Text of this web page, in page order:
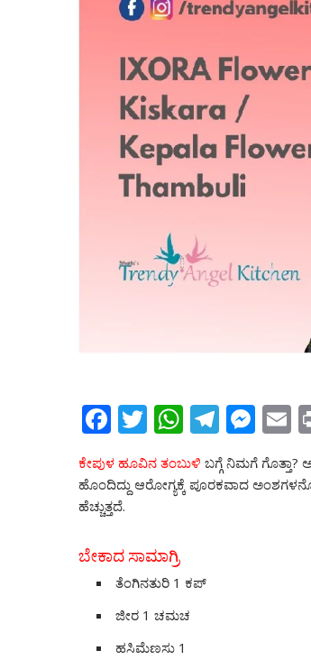
F
ac
e
b
o
k
T
w
itt
er
W
h
at
s
p
T
el
e
M
e
ss
E
ಕೇಪುಳ ಹೂವಿನ ತಂಬುಳಿ ಬಗ್ಗೆ ನಿಮಗೆ ಗೊತ್ತಾ?
ಹೊಂದಿದ್ದು ಆರೋಗ್ಯಕ್ಕೆ ಪೂರಕವಾದ
ಹೆಚ್ಚುತ್ತದೆ.
ಬೇಕಾದ ಸಾಮಾಗ್ರಿ
ತೆಂಗಿನತುರಿ 1 ಕಪ್
ಜೀರ 1 ಚಮಚ
ಹಸಿಮೆಣಸು 1